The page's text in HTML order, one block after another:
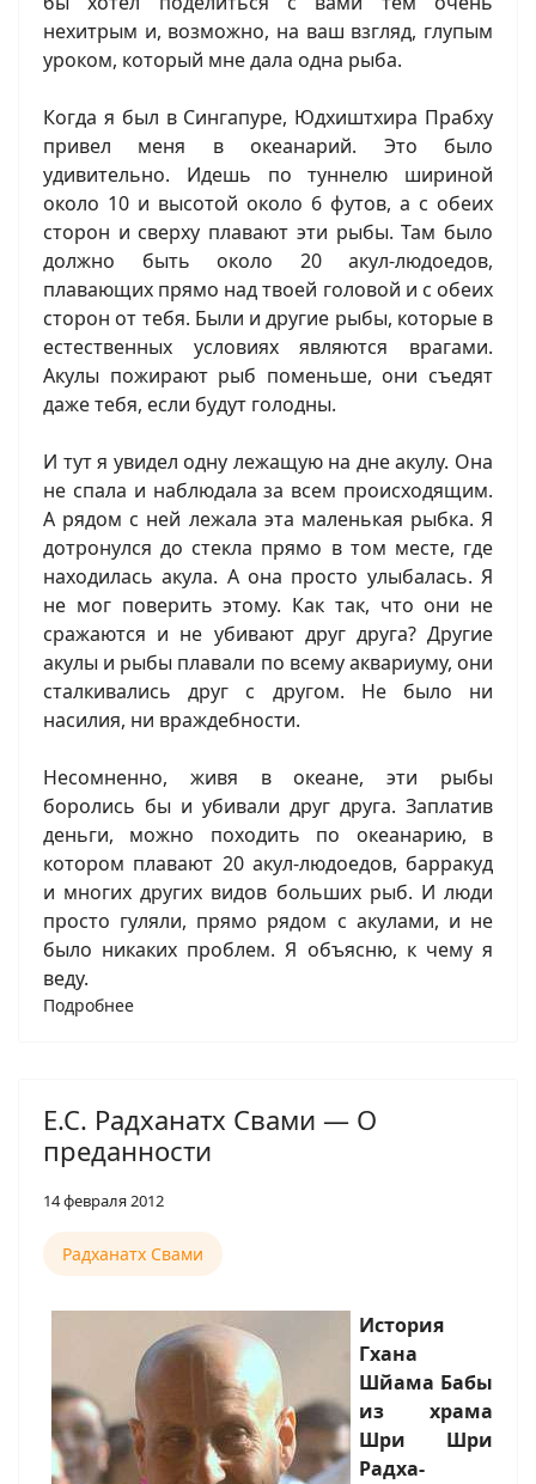
нехитрым и, возможно, на ваш взгляд, глупым
уроком, который мне дала одна рыба.
Когда я был в Сингапуре, Юдхиштхира Прабху
привел меня в океанарий. Это было
удивительно. Идешь по туннелю шириной
около 10 и высотой около 6 футов, а с обеих
сторон и сверху плавают эти рыбы. Там было
должно быть около 20 акул-людоедов,
плавающих прямо над твоей головой и с обеих
сторон от тебя. Были и другие рыбы, которые в
естественных условиях являются врагами.
Акулы пожирают рыб поменьше, они съедят
даже тебя, если будут голодны.
И тут я увидел одну лежащую на дне акулу. Она
не спала и наблюдала за всем происходящим.
А рядом с ней лежала эта маленькая рыбка. Я
дотронулся до стекла прямо в том месте, где
находилась акула. А она просто улыбалась. Я
не мог поверить этому. Как так, что они не
сражаются и не убивают друг друга? Другие
акулы и рыбы плавали по всему аквариуму, они
сталкивались друг с другом. Не было ни
насилия, ни враждебности.
Несомненно, живя в океане, эти рыбы
боролись бы и убивали друг друга. Заплатив
деньги, можно походить по океанарию, в
котором плавают 20 акул-людоедов, барракуд
и многих других видов больших рыб. И люди
просто гуляли, прямо рядом с акулами, и не
было никаких проблем. Я объясню, к чему я
веду.
Подробнее
Е.С. Радханатх Свами — О
преданности
14 февраля 2012
Радханатх Свами
История
Гхана
Шйама Бабы
из храма
Шри Шри
Радха-